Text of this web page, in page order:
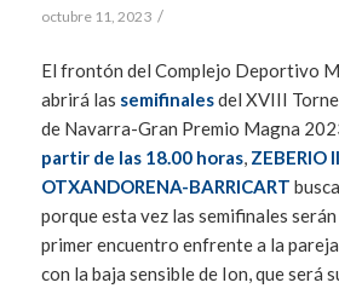
octubre 11, 2023 /
El frontón del Complejo Deportivo
abrirá las semifinalesdel XVIII
de Navarra-Gran Premio Magna
partir de las 18.00 horas, ZEBERIO
OTXANDORENA-BARRICART
porque esta vez las semifinales
primer encuentro enfrente a la
con la baja sensible de Ion, que será